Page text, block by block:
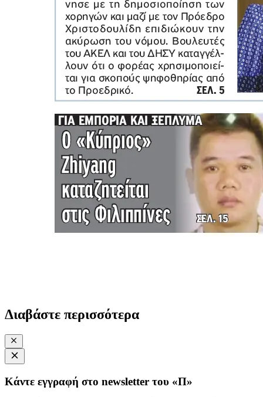
Διαβάστε περισσότερα
Κάντε εγγραφή στο newsletter του «Π»